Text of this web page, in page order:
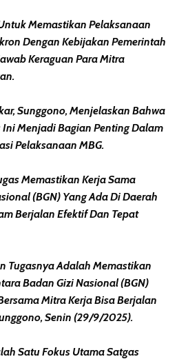
Memastikan Pelaksanaan
Dengan Kebijakan Pemerintah
Keraguan Para Mitra
Sunggono, Menjelaskan Bahwa
Menjadi Bagian Penting Dalam
Pelaksanaan MBG.
Memastikan Kerja Sama
(BGN) Yang Ada Di Daerah
Berjalan Efektif Dan Tepat
Tugasnya Adalah Memastikan
Badan Gizi Nasional (BGN)
Mitra Kerja Bisa Berjalan
Senin (29/9/2025).
Satu Fokus Utama Satgas